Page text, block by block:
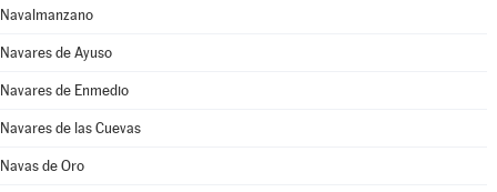
Navalmanzano
Navares de Ayuso
Navares de Enmedio
Navares de las Cuevas
Navas de Oro